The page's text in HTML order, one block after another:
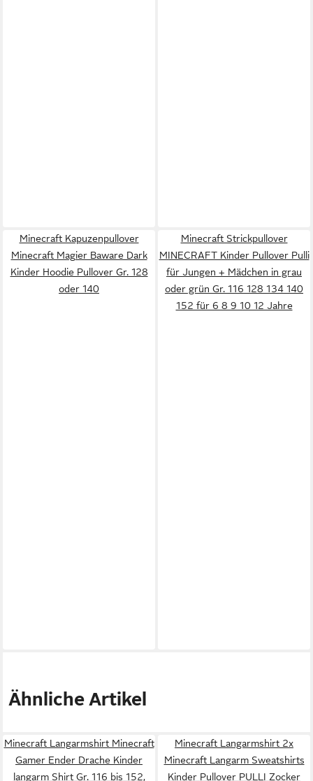
Minecraft Kapuzenpullover
Minecraft Magier Baware Dark
Kinder Hoodie Pullover Gr. 128
oder 140
Minecraft Strickpullover
MINECRAFT Kinder Pullover Pulli
für Jungen + Mädchen in grau
oder grün Gr. 116 128 134 140
152 für 6 8 9 10 12 Jahre
Ähnliche Artikel
Minecraft Langarmshirt Minecraft
Gamer Ender Drache Kinder
langarm Shirt Gr. 116 bis 152,
Minecraft Langarmshirt 2x
Minecraft Langarm Sweatshirts
Kinder Pullover PULLI Zocker